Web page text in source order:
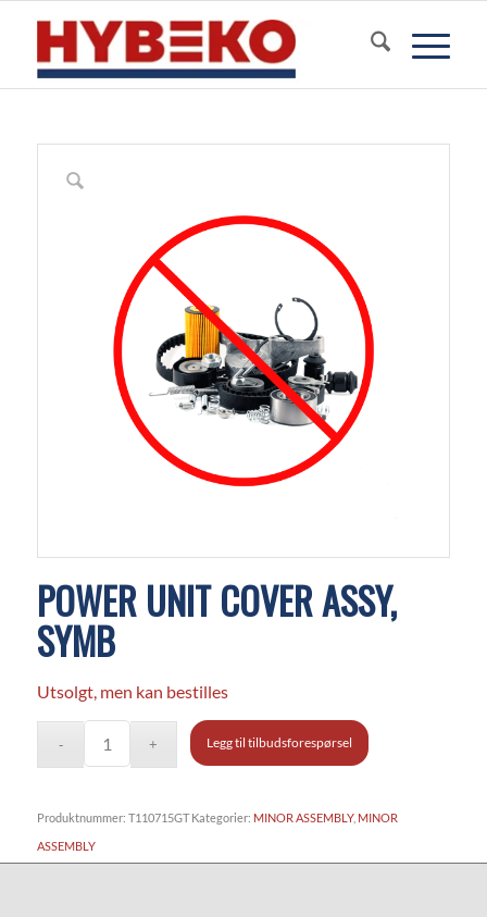
POWER UNIT COVER ASSY,
SYMB
Utsolgt, men kan bestilles
Legg til tilbudsforespørsel
Produktnummer: T110715GT Kategorier: MINOR ASSEMBLY, MINOR
ASSEMBLY